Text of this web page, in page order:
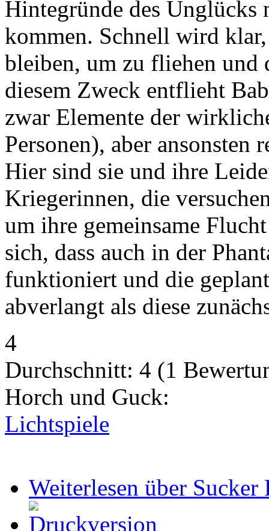
Hintegründe des
kommen. Schnell wird
bleiben, um zu fliehen und
diesem Zweck entflieht
zwar Elemente der
Personen), aber ansonsten
Hier sind sie und ihre
Kriegerinnen, die
um ihre gemeinsame
sich, dass auch in der
funktioniert und die
abverlangt als diese
4
Durchschnitt: 4 (1
Horch und Guck:
Lichtspiele
Weiterlesen über Sucker